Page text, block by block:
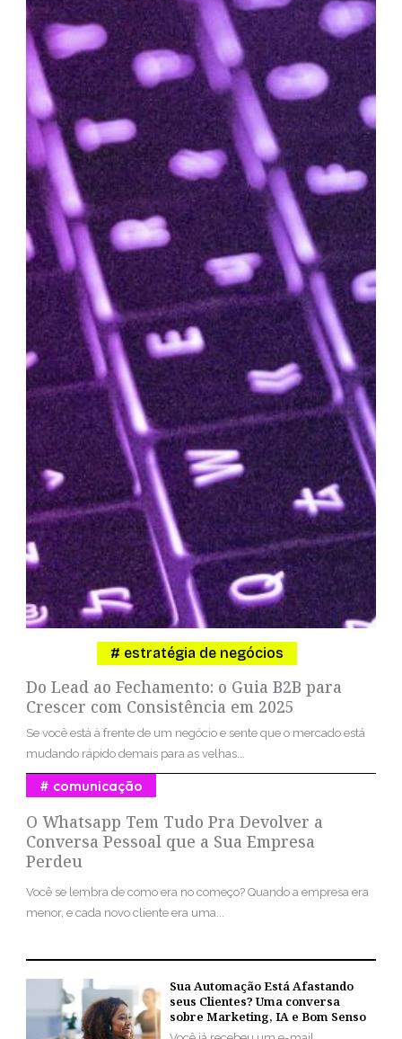
Do Lead ao Fechamento: o Guia B2B para
Crescer com Consistência em 2025
estratégia de negócios
Se você está à frente de um negócio e sente que o mercado está
mudando rápido demais para as velhas...
O Whatsapp Tem Tudo Pra Devolver a
Conversa Pessoal que a Sua Empresa
Perdeu
comunicação
Você se lembra de como era no começo? Quando a empresa era
menor, e cada novo cliente era uma...
Sua Automação Está Afastando
seus Clientes? Uma conversa
sobre Marketing, IA e Bom Senso